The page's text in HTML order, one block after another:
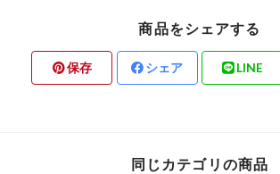
商品をシェアする
保存 シェア LINE
同じカテゴリの商品